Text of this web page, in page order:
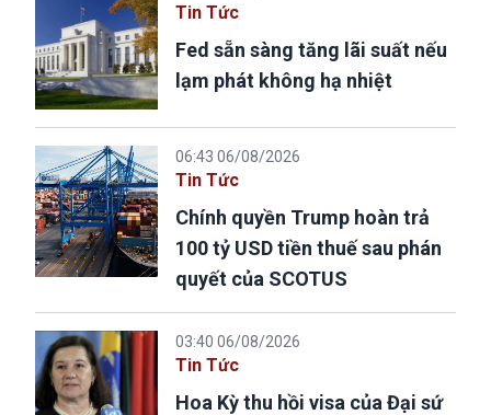
Tin Tức
Fed sẵn sàng tăng lãi suất nếu
lạm phát không hạ nhiệt
06:43 06/08/2026
Tin Tức
Chính quyền Trump hoàn trả
100 tỷ USD tiền thuế sau phán
quyết của SCOTUS
03:40 06/08/2026
Tin Tức
Hoa Kỳ thu hồi visa của Đại sứ